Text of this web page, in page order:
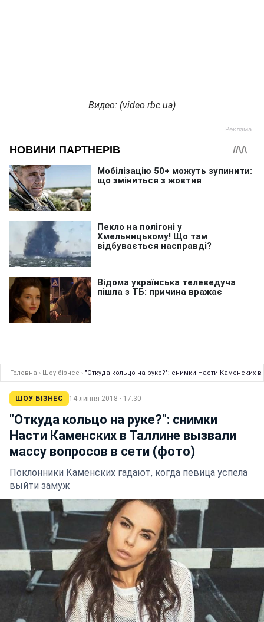
Видео: (video.rbc.ua)
Головна › Шоу бізнес › "Откуда кольцо на руке?": снимки Насти Каменских
ШОУ БІЗНЕС 14 липня 2018 · 17:30
"Откуда кольцо на руке?": снимки
Насти Каменских в Таллине вызвали
массу вопросов в сети (фото)
Поклонники Каменских гадают, когда певица успела
выйти замуж